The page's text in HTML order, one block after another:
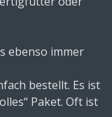
ebenso immer
bestellt. Es ist
Paket. Oft ist